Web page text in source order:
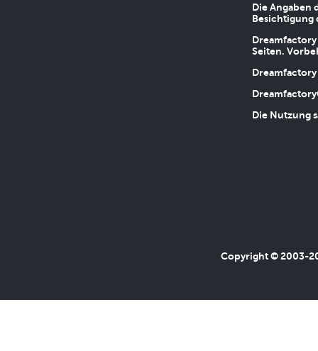
Die
Besichtigung
Seiten.
Die Nutzung
Copyright © 2003-